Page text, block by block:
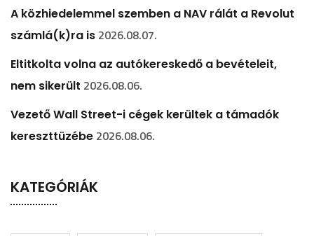
A közhiedelemmel szemben a NAV rálát a Revolut
számlá(k)ra is 2026.08.07.
Eltitkolta volna az autókereskedő a bevételeit,
nem sikerült 2026.08.06.
Vezető Wall Street-i cégek kerültek a támadók
kereszttüzébe 2026.08.06.
KATEGÓRIÁK